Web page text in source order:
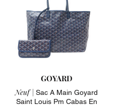
GOYARD
Neuf | Sac A Main Goyard
Saint Louis Pm Cabas En